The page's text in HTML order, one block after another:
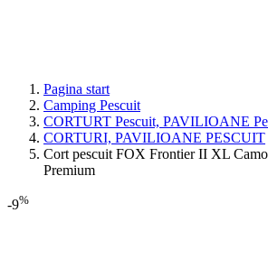
Pagina start
Camping Pescuit
CORTURT Pescuit, PAVILIOANE
CORTURI, PAVILIOANE PESCUIT
Cort pescuit FOX Frontier II XL
Premium
-9%